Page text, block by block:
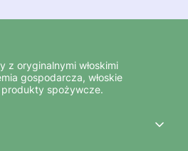
z oryginalnymi włoskimi
gospodarcza, włoskie
produkty spożywcze.